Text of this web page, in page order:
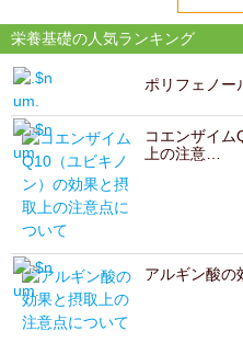
栄養基礎の人気ランキング
ポリフェノー
コエンザイム
上の注意…
アルギン酸の